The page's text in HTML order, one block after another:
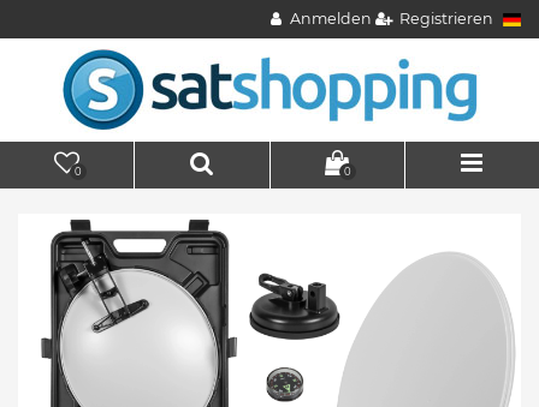
Anmelden Registrieren
0 0